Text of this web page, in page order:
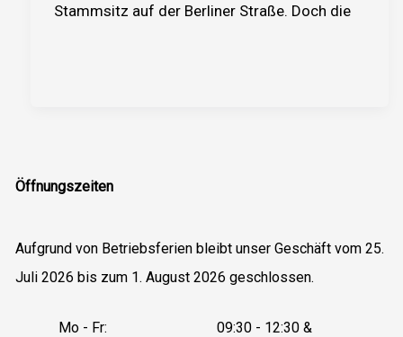
Öffnungszeiten
Aufgrund von Betriebsferien bleibt unser Geschäft vom 25.
Juli 2026 bis zum 1. August 2026 geschlossen.
Mo - Fr:
09:30 - 12:30 &
Stammsitz auf der Berliner Straße. Doch die